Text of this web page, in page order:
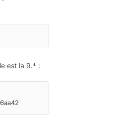
est la 9.* :